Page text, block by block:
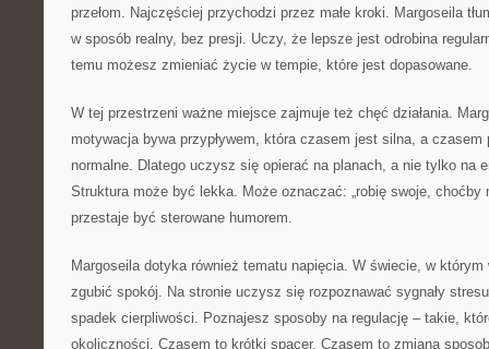
przełom. Najczęściej przychodzi przez małe kroki. Margoseila
w sposób realny, bez presji. Uczy, że lepsze jest odrobina
temu możesz zmieniać życie w tempie, które jest dopasowane.
W tej przestrzeni ważne miejsce zajmuje też chęć działania.
motywacja bywa przypływem, która czasem jest silna, a
normalne. Dlatego uczysz się opierać na planach, a nie tylko na
Struktura może być lekka. Może oznaczać: „robię swoje, choćby
przestaje być sterowane humorem.
Margoseila dotyka również tematu napięcia. W świecie, w
zgubić spokój. Na stronie uczysz się rozpoznawać sygnały
spadek cierpliwości. Poznajesz sposoby na regulację – takie,
okoliczności. Czasem to krótki spacer. Czasem to zmiana